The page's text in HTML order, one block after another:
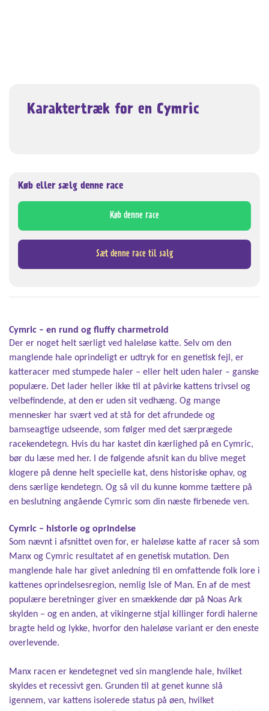
Karaktertræk for en Cymric
Køb eller sælg denne race
Køb denne race
Sæt denne race til salg
Cymric – en rund og fluffy charmetrold
Der er noget helt særligt ved haleløse katte. Selv om den
manglende hale oprindeligt er udtryk for en genetisk fejl, er
katteracer med stumpede haler – eller helt uden haler – ganske
populære. Det lader heller ikke til at påvirke kattens trivsel og
velbefindende, at den er uden sit vedhæng. Og mange
mennesker har svært ved at stå for det afrundede og
bamseagtige udseende, som følger med det særprægede
racekendetegn. Hvis du har kastet din kærlighed på en Cymric,
bør du læse med her. I de følgende afsnit kan du blive meget
klogere på denne helt specielle kat, dens historiske ophav, og
dens særlige kendetegn. Og så vil du kunne komme tættere på
en beslutning angående Cymric som din næste firbenede ven.
Cymric – historie og oprindelse
Som nævnt i afsnittet oven for, er haleløse katte af racer så som
Manx og Cymric resultatet af en genetisk mutation. Den
manglende hale har givet anledning til en omfattende folk lore i
kattenes oprindelsesregion, nemlig Isle of Man. En af de mest
populære beretninger giver en smækkende dør på Noas Ark
skylden – og en anden, at vikingerne stjal killinger fordi halerne
bragte held og lykke, hvorfor den haleløse variant er den eneste
overlevende.
Manx racen er kendetegnet ved sin manglende hale, hvilket
skyldes et recessivt gen. Grunden til at genet kunne slå
igennem, var kattens isolerede status på øen, hvilket